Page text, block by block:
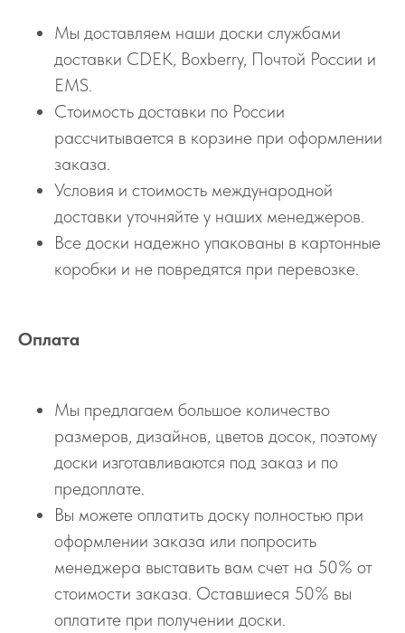
Мы доставляем наши доски службами
доставки CDEK, Boxberry, Почтой России и
EMS.
Стоимость доставки по России
рассчитывается в корзине при оформлении
заказа.
Условия и стоимость международной
доставки уточняйте у наших менеджеров.
Все доски надежно упакованы в картонные
коробки и не повредятся при перевозке.
Оплата
Мы предлагаем большое количество
размеров, дизайнов, цветов досок, поэтому
доски изготавливаются под заказ и по
предоплате.
Вы можете оплатить доску полностью при
оформлении заказа или попросить
менеджера выставить вам счет на 50% от
стоимости заказа. Оставшиеся 50% вы
оплатите при получении доски.